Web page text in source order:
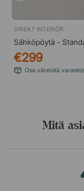
DIREKT INTERIÖR
Sähköpöytä -
€299
Osa väreistä
Mitä